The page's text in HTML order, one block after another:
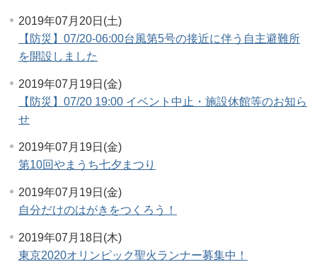
2019年07月20日(土)
【防災】07/20-06:00台風第5号の接近に伴う自主避難所
を開設しました
2019年07月19日(金)
【防災】07/20 19:00 イベント中止・施設休館等のお知ら
せ
2019年07月19日(金)
第10回やまうち七夕まつり
2019年07月19日(金)
自分だけのはがきをつくろう！
2019年07月18日(木)
東京2020オリンピック聖火ランナー募集中！